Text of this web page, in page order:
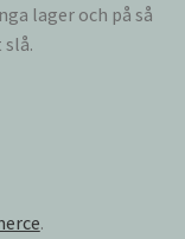
lager och på så
slå.
.